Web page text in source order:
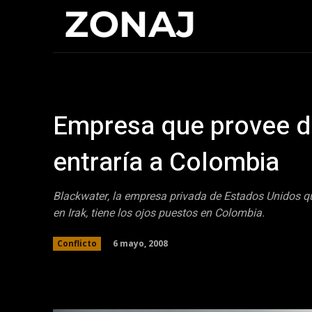
Empresa que provee
entraría a Colombia
Blackwater, la empresa privada de Estados Unidos
en Irak, tiene los ojos puestos en Colombia.
Conflicto 6 mayo, 2008